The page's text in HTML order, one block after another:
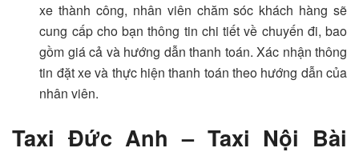
xe thành công, nhân viên chăm sóc khách hàng sẽ
cung cấp cho bạn thông tin chi tiết về chuyến đi, bao
gồm giá cả và hướng dẫn thanh toán. Xác nhận thông
tin đặt xe và thực hiện thanh toán theo hướng dẫn của
nhân viên.
Taxi Đức Anh – Taxi Nội Bài